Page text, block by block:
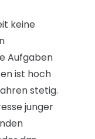
keine
Aufgaben
ist hoch
stetig.
junger